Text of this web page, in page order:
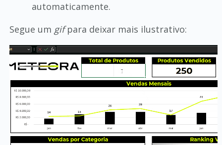
automaticamente.
Segue um gifpara deixar mais ilustrativo: